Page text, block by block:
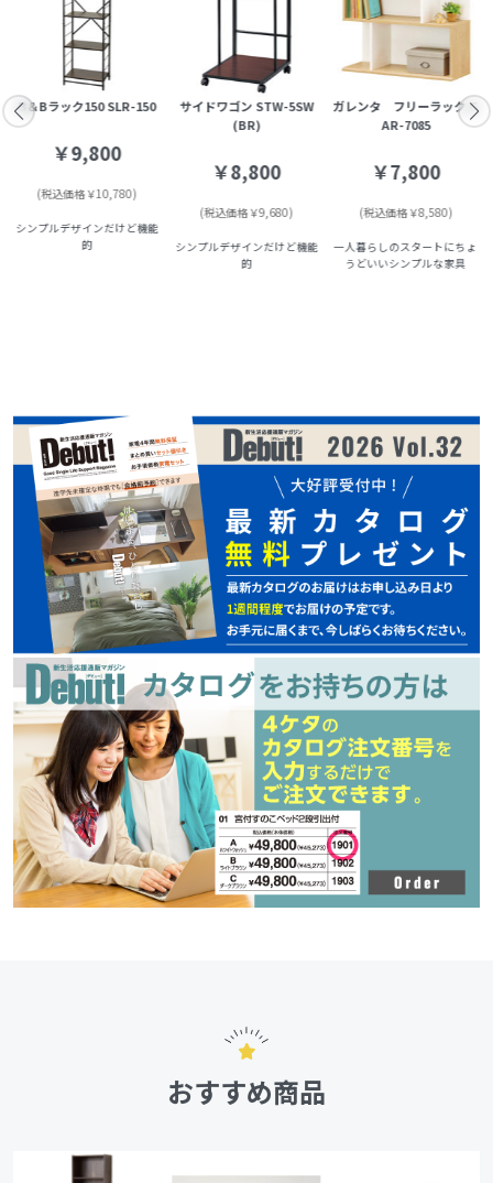
B＆Bラック150 SLR-150
￥9,800
(税込価格￥10,780)
シンプルデザインだけど機能
的
サイドワゴン STW-5SW
(BR)
￥8,800
(税込価格￥9,680)
シンプルデザインだけど機能
的
ガレンタ フリーラック G
AR-7085
￥7,800
(税込価格￥8,580)
一人暮らしのスタートにちょ
うどいいシンプルな家具
おすすめ商品